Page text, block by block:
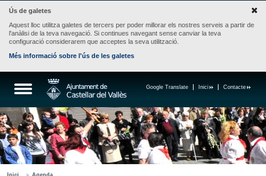
Ús de galetes
Aquest lloc utilitza galetes de tercers per poder millorar els nostres serveis a partir de
l'anàlisi de la teva navegació. Si continues navegant sense canviar la teva
configuració considerarem que acceptes la seva utilització.
Més informació sobre l'ús de les galetes
Contacte
Inici
Google Translate
Inici Agenda